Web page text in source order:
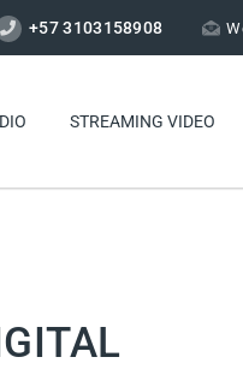
+57 3103158908
STREAMING VIDEO